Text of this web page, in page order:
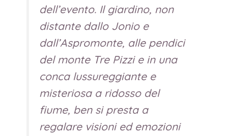
dell’evento. Il giardino, non
distante dallo Jonio e
dall’Aspromonte, alle pendici
del monte Tre Pizzi e in una
conca lussureggiante e
misteriosa a ridosso del
fiume, ben si presta a
regalare visioni ed emozioni